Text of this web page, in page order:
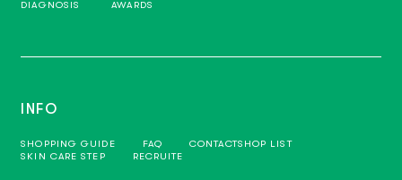
DIAGNOSIS
AWARDS
INFO
SHOPPING GUIDE FAQ CONTACTSHOP LIST
SKIN CARE STEP
RECRUITE